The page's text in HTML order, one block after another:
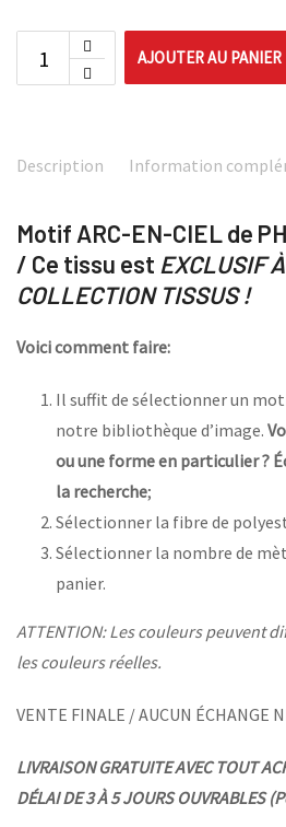
AJOUTER AU PANIER
Description Information
Motif ARC-EN-CIEL de
/ Ce tissu est EXCLUSIF
COLLECTION TISSUS !
Voici comment faire:
Il suffit de sélectionner un
notre bibliothèque d’image.
ou une forme en particulier ?
la recherche;
Sélectionner la fibre de
Sélectionner la nombre de
panier.
ATTENTION: Les couleurs peuvent
les couleurs réelles.
VENTE FINALE / AUCUN ÉCHANGE
LIVRAISON GRATUITE AVEC TOUT
DÉLAI DE 3 À 5 JOURS